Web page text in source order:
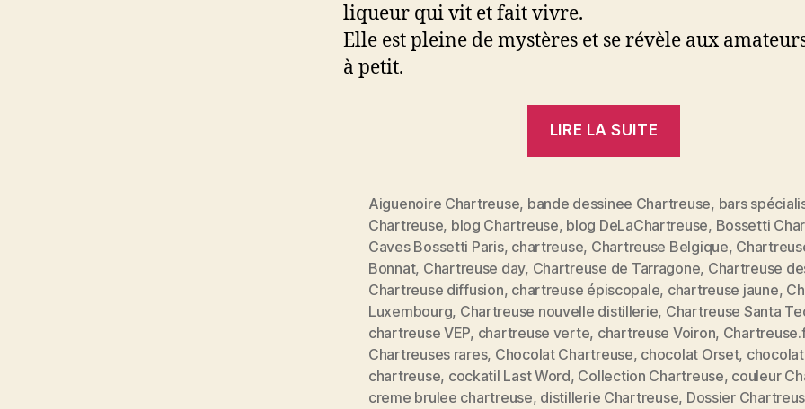
liqueur qui vit et fait vivre.
Elle est pleine de mystères et se révèle aux
à petit.
LIRE LA SUITE
reine
des
liqueurs
et
véritable
élixir
de
vie »
Aiguenoire Chartreuse, bande dessinee Chartreuse, bars
Chartreuse, blog Chartreuse, blog DeLaChartreuse, Bossetti
Caves Bossetti Paris, chartreuse, Chartreuse Belgique,
Bonnat, Chartreuse day, Chartreuse de Tarragone, Chartreuse
Chartreuse diffusion, chartreuse épiscopale, chartreuse jaune,
Luxembourg, Chartreuse nouvelle distillerie, Chartreuse Santa
chartreuse VEP, chartreuse verte, chartreuse Voiron,
Chartreuses rares, Chocolat Chartreuse, chocolat Orset,
chartreuse, cockatil Last Word, Collection Chartreuse, couleur
creme brulee chartreuse, distillerie Chartreuse, Dossier